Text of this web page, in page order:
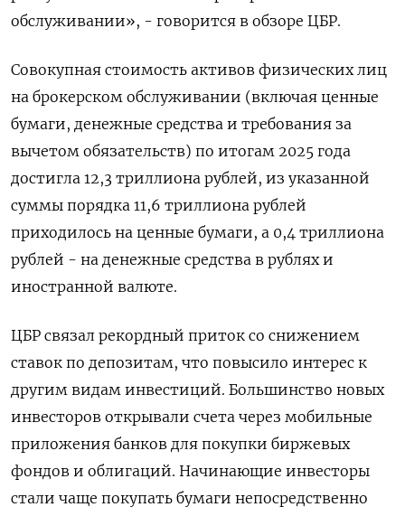
обслуживании», - говорится в обзоре ЦБР.
Совокупная стоимость активов физических лиц ​
на брокерском обслуживании (включая ценные
бумаги, денежные средства и требования ‌за
вычетом обязательств) по итогам 2025 года
достигла 12,3 ​триллиона рублей, из указанной
суммы порядка 11,6 триллиона рублей
‌приходилось на ценные бумаги, а 0,4 триллиона
рублей - на денежные средства в рублях и
иностранной валюте.
ЦБР ​связал рекордный приток ​со снижением
‌ставок по депозитам, что повысило интерес к
другим видам ​инвестиций. Большинство новых
инвесторов открывали счета через мобильные
приложения банков для покупки биржевых
фондов и облигаций. Начинающие инвесторы
стали чаще покупать бумаги непосредственно